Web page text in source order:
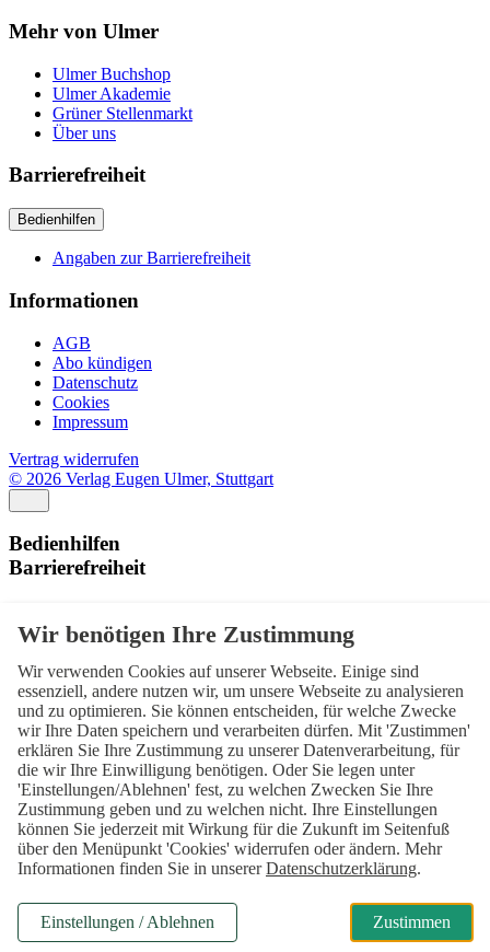
Mehr von Ulmer
Ulmer Buchshop
Ulmer Akademie
Grüner Stellenmarkt
Über uns
Barrierefreiheit
Bedienhilfen
Angaben zur Barrierefreiheit
Informationen
AGB
Abo kündigen
Datenschutz
Cookies
Impressum
Vertrag widerrufen
© 2026 Verlag Eugen Ulmer, Stuttgart
Bedienhilfen
Barrierefreiheit
Normal
Kontrast
Normal Hoch Normal
Menü sichtbar
Ja Nein Ja
Über den ersten Skip-Link der Seite „Barrierefreiheits-
Einstellungen“ können Sie das Menü jederzeit wieder einblenden.
Einstellungen
Alles zurücksetzen
Wir verwenden Cookies auf unserer Webseite. Einige sind
essenziell, andere nutzen wir, um unsere Webseite zu analysieren
und zu optimieren. Sie können entscheiden, für welche Zwecke
wir Ihre Daten speichern und verarbeiten dürfen. Mit 'Zustimmen'
erklären Sie Ihre Zustimmung zu unserer Datenverarbeitung, für
die wir Ihre Einwilligung benötigen. Oder Sie legen unter
'Einstellungen/Ablehnen' fest, zu welchen Zwecken Sie Ihre
Zustimmung geben und zu welchen nicht. Ihre Einstellungen
können Sie jederzeit mit Wirkung für die Zukunft im Seitenfuß
über den Menüpunkt 'Cookies' widerrufen oder ändern. Mehr
Informationen finden Sie in unsererDatenschutzerklärung.
Einstellungen / Ablehnen Zustimmen